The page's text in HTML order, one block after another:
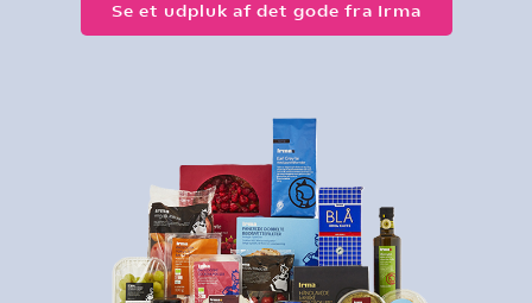
Se et udpluk af det gode fra Irma